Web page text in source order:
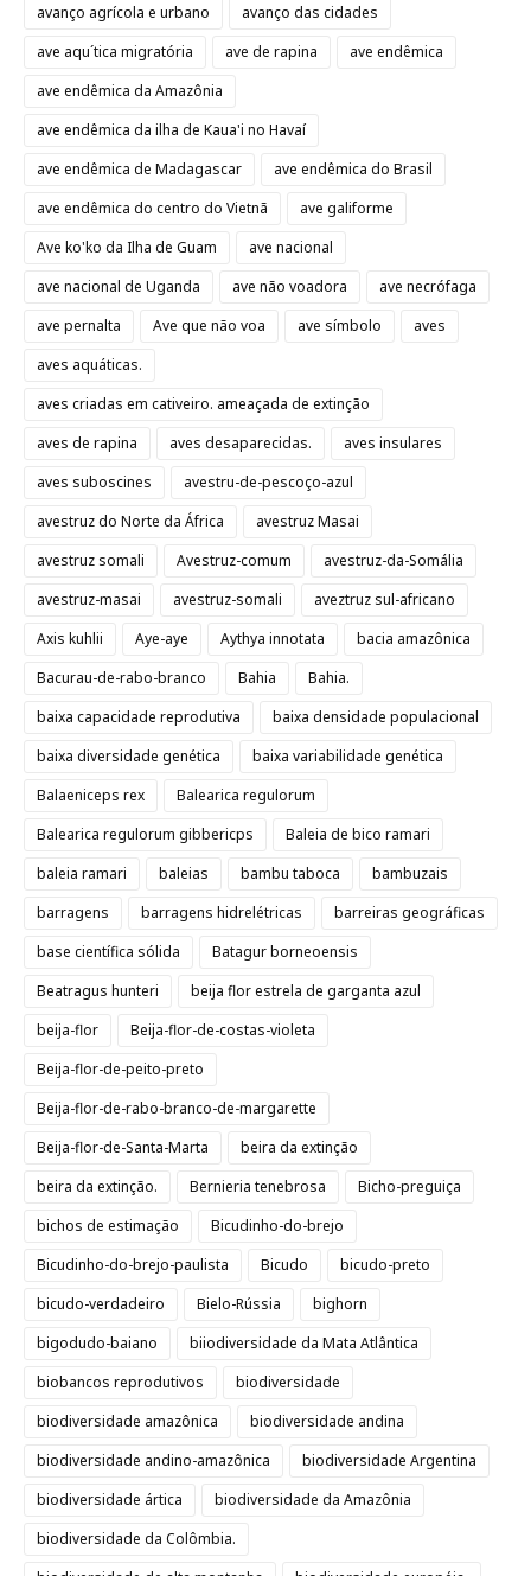
avanço agrícola e urbano
avanço das cidades
ave aqu´tica migratória
ave de rapina
ave endêmica
ave endêmica da Amazônia
ave endêmica da ilha de Kaua'i no Havaí
ave endêmica de Madagascar
ave endêmica do Brasil
ave endêmica do centro do Vietnã
ave galiforme
Ave ko'ko da Ilha de Guam
ave nacional
ave nacional de Uganda
ave não voadora
ave necrófaga
ave pernalta
Ave que não voa ave símbolo
aves
aves aquáticas.
aves criadas em cativeiro. ameaçada de extinção
aves de rapina
aves desaparecidas.
aves insulares
aves suboscines
avestru-de-pescoço-azul
avestruz do Norte da África
avestruz Masai
avestruz somali
Avestruz-comum
avestruz-da-Somália
avestruz-masai
avestruz-somali
aveztruz sul-africano
Axis kuhlii
Aye-aye Aythya innotata
bacia amazônica
Bacurau-de-rabo-branco
Bahia
Bahia.
baixa capacidade reprodutiva
baixa densidade populacional
baixa diversidade genética
baixa variabilidade genética
Balaeniceps rex
Balearica regulorum
Balearica regulorum gibbericps
Baleia de bico ramari
baleia ramari
baleias bambu taboca
bambuzais
barragens
barragens hidrelétricas
barreiras geográficas
base científica sólida
Batagur borneoensis
Beatragus hunteri
beija flor estrela de garganta azul
beija-flor
Beija-flor-de-costas-violeta
Beija-flor-de-peito-preto
Beija-flor-de-rabo-branco-de-margarette
Beija-flor-de-Santa-Marta
beira da extinção
beira da extinção.
Bernieria tenebrosa
Bicho-preguiça
bichos de estimação
Bicudinho-do-brejo
Bicudinho-do-brejo-paulista
Bicudo
bicudo-preto
bicudo-verdadeiro
Bielo-Rússia
bighorn
bigodudo-baiano
biiodiversidade da Mata Atlântica
biobancos reprodutivos
biodiversidade
biodiversidade amazônica
biodiversidade andina
biodiversidade andino-amazônica
biodiversidade Argentina
biodiversidade ártica
biodiversidade da Amazônia
biodiversidade da Colômbia.